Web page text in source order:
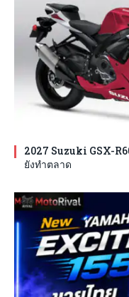
2027 Suzuki GSX-
ยังทำตลาด